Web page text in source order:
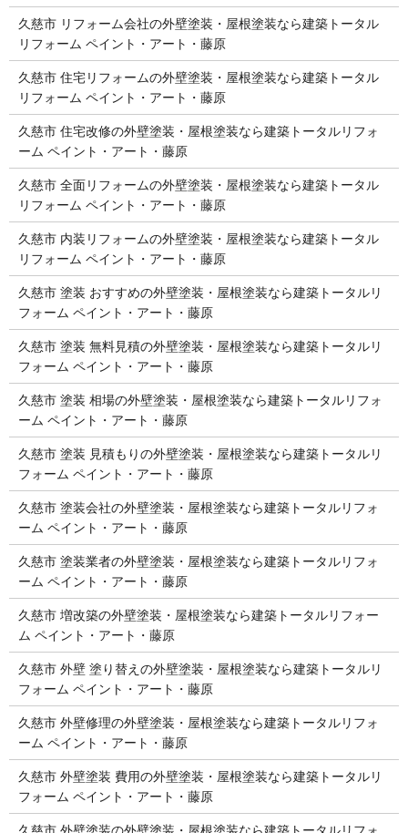
久慈市 リフォーム会社の外壁塗装・屋根塗装なら建築トータル
リフォーム ペイント・アート・藤原
久慈市 住宅リフォームの外壁塗装・屋根塗装なら建築トータル
リフォーム ペイント・アート・藤原
久慈市 住宅改修の外壁塗装・屋根塗装なら建築トータルリフォ
ーム ペイント・アート・藤原
久慈市 全面リフォームの外壁塗装・屋根塗装なら建築トータル
リフォーム ペイント・アート・藤原
久慈市 内装リフォームの外壁塗装・屋根塗装なら建築トータル
リフォーム ペイント・アート・藤原
久慈市 塗装 おすすめの外壁塗装・屋根塗装なら建築トータルリ
フォーム ペイント・アート・藤原
久慈市 塗装 無料見積の外壁塗装・屋根塗装なら建築トータルリ
フォーム ペイント・アート・藤原
久慈市 塗装 相場の外壁塗装・屋根塗装なら建築トータルリフォ
ーム ペイント・アート・藤原
久慈市 塗装 見積もりの外壁塗装・屋根塗装なら建築トータルリ
フォーム ペイント・アート・藤原
久慈市 塗装会社の外壁塗装・屋根塗装なら建築トータルリフォ
ーム ペイント・アート・藤原
久慈市 塗装業者の外壁塗装・屋根塗装なら建築トータルリフォ
ーム ペイント・アート・藤原
久慈市 増改築の外壁塗装・屋根塗装なら建築トータルリフォー
ム ペイント・アート・藤原
久慈市 外壁 塗り替えの外壁塗装・屋根塗装なら建築トータルリ
フォーム ペイント・アート・藤原
久慈市 外壁修理の外壁塗装・屋根塗装なら建築トータルリフォ
ーム ペイント・アート・藤原
久慈市 外壁塗装 費用の外壁塗装・屋根塗装なら建築トータルリ
フォーム ペイント・アート・藤原
久慈市 外壁塗装の外壁塗装・屋根塗装なら建築トータルリフォ